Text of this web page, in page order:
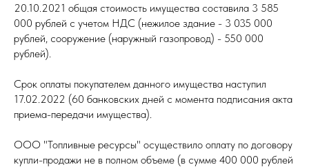
20.10.2021 общая стоимость имущества составила 3 585
000 рублей с учетом НДС (нежилое здание - 3 035 000
рублей, сооружение (наружный газопровод) - 550 000
рублей).
Срок оплаты покупателем данного имущества наступил
17.02.2022 (60 банковских дней с момента подписания акта
приема-передачи имущества).
ООО "Топливные ресурсы" осуществило оплату по договору
купли-продажи не в полном объеме (в сумме 400 000 рублей